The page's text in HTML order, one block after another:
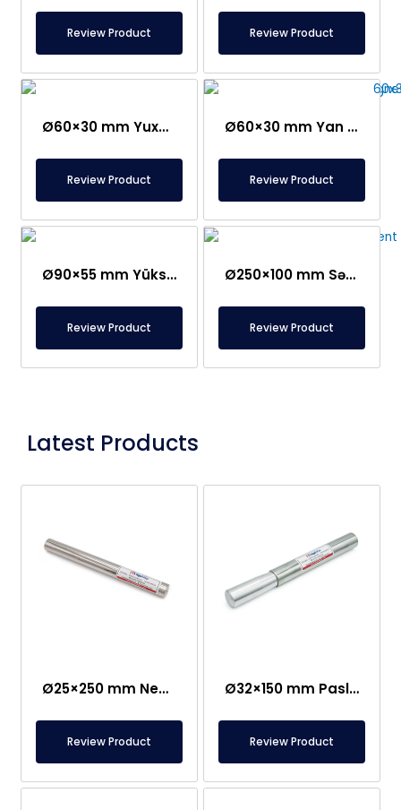
Review Product Review Product
Ø60×30 mm Yuxarı Qlandlı Elektromaqnit
Review Product
Ø60×30 mm Yan Qland Çıxışlı Elektromaqnit
Review Product
Ø90×55 mm Yüksək Cərəyanlı Elektromaqnit – 12V-də 120 kq
Review Product
Ø250×100 mm Sənaye Elektromaqnit – 48V
Review Product
Latest Products
Ø25×250 mm Neodim Çubuq Maqnit – Bir Tərəfi M8 Dişi Bağlantı
Review Product
Ø32×150 mm Paslanmaz Qulplu Nümunə Toplama Maqniti
Review Product